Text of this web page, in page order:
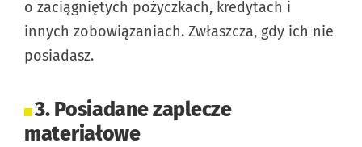
o zaciągniętych pożyczkach, kredytach i
innych zobowiązaniach. Zwłaszcza, gdy ich nie
posiadasz.
3. Posiadane zaplecze
materiałowe